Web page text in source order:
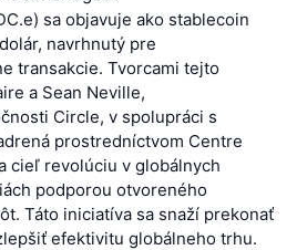
sa objavuje ako stablecoin
navrhnutý pre
transakcie. Tvorcami tejto
a Sean Neville,
Circle, v spolupráci s
prostredníctvom Centre
cieľ revolúciu v globálnych
podporou otvoreného
Táto iniciatíva sa snaží prekonať
efektivitu globálneho trhu.